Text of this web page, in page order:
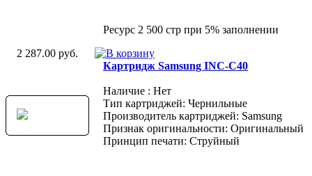
Ресурс 2 500 стр при 5% заполнении
2 287.00 руб.
Картридж Samsung INC-C40
Наличие : Нет
Тип картриджей: Чернильные
Производитель картриджей: Samsung
Признак оригинальности: Оригинальный
Принцип печати: Струйный